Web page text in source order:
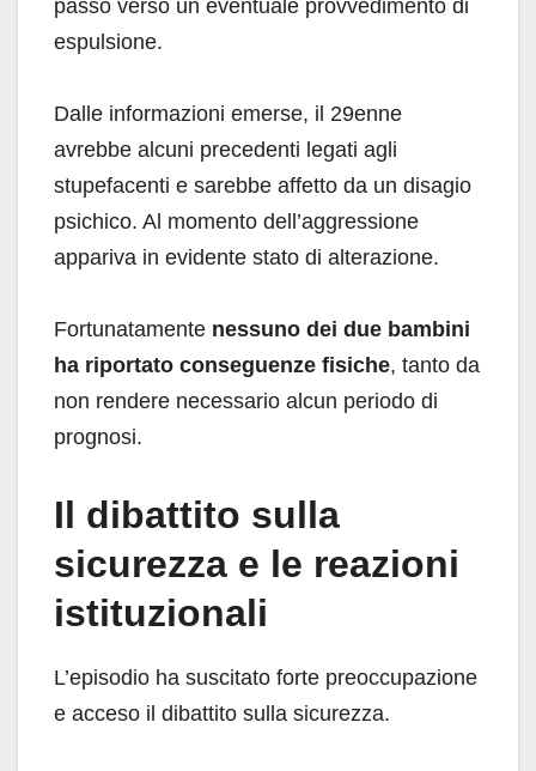
passo verso un eventuale provvedimento di
espulsione.
Dalle informazioni emerse, il 29enne
avrebbe alcuni precedenti legati agli
stupefacenti e sarebbe affetto da un disagio
psichico. Al momento dell’aggressione
appariva in evidente stato di alterazione.
Fortunatamente nessuno dei due bambini
ha riportato conseguenze fisiche, tanto da
non rendere necessario alcun periodo di
prognosi.
Il dibattito sulla
sicurezza e le reazioni
istituzionali
L’episodio ha suscitato forte preoccupazione
e acceso il dibattito sulla sicurezza.